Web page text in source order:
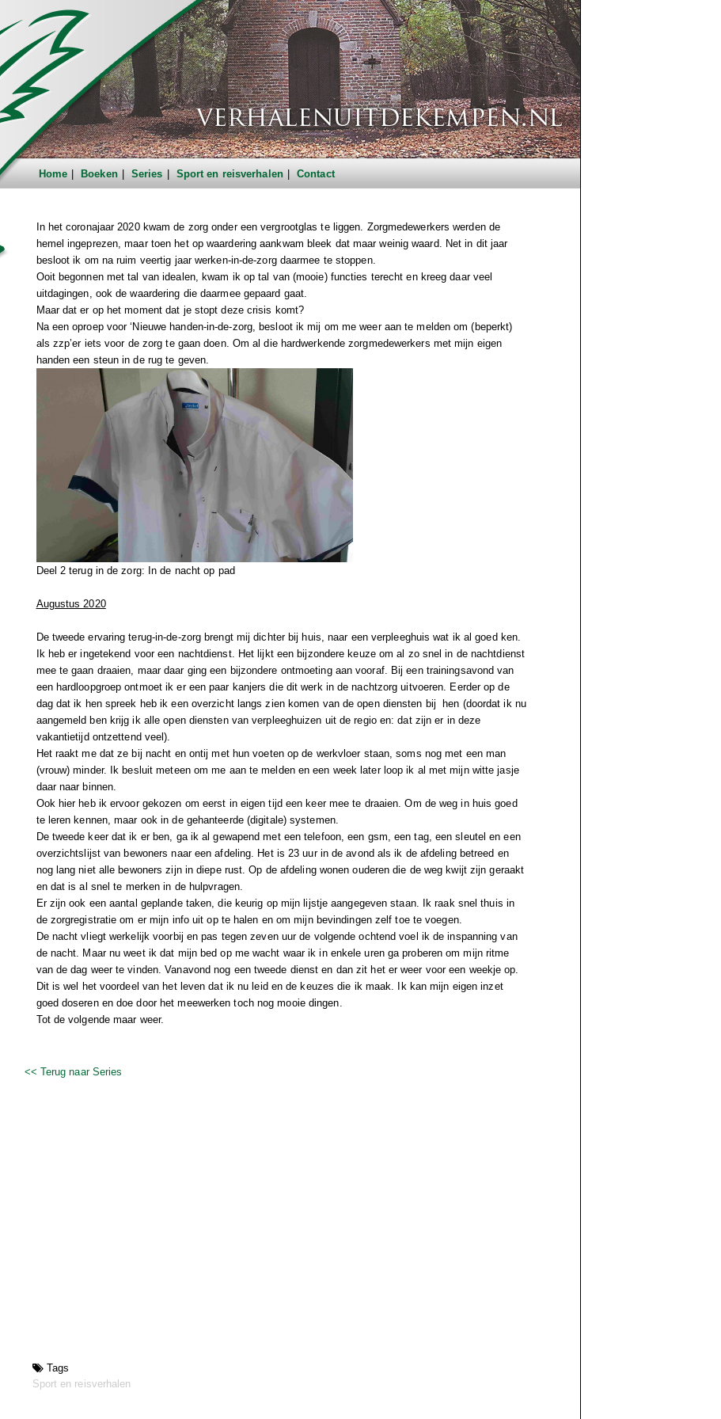
Home Boeken Series Sport en reisverhalen Contact
In het coronajaar 2020 kwam de zorg onder een vergrootglas te liggen. Zorgmedewerkers werden de
hemel ingeprezen, maar toen het op waardering aankwam bleek dat maar weinig waard. Net in dit jaar
besloot ik om na ruim veertig jaar werken-in-de-zorg daarmee te stoppen.
Ooit begonnen met tal van idealen, kwam ik op tal van (mooie) functies terecht en kreeg daar veel
uitdagingen, ook de waardering die daarmee gepaard gaat.
Maar dat er op het moment dat je stopt deze crisis komt?
Na een oproep voor ‘Nieuwe handen-in-de-zorg, besloot ik mij om me weer aan te melden om (beperkt)
als zzp’er iets voor de zorg te gaan doen. Om al die hardwerkende zorgmedewerkers met mijn eigen
handen een steun in de rug te geven.
Deel 2 terug in de zorg: In de nacht op pad
Augustus 2020
De tweede ervaring terug-in-de-zorg brengt mij dichter bij huis, naar een verpleeghuis wat ik al goed ken.
Ik heb er ingetekend voor een nachtdienst. Het lijkt een bijzondere keuze om al zo snel in de nachtdienst
mee te gaan draaien, maar daar ging een bijzondere ontmoeting aan vooraf. Bij een trainingsavond van
een hardloopgroep ontmoet ik er een paar kanjers die dit werk in de nachtzorg uitvoeren. Eerder op de
dag dat ik hen spreek heb ik een overzicht langs zien komen van de open diensten bij hen (doordat ik nu
aangemeld ben krijg ik alle open diensten van verpleeghuizen uit de regio en: dat zijn er in deze
vakantietijd ontzettend veel).
Het raakt me dat ze bij nacht en ontij met hun voeten op de werkvloer staan, soms nog met een man
(vrouw) minder. Ik besluit meteen om me aan te melden en een week later loop ik al met mijn witte jasje
daar naar binnen.
Ook hier heb ik ervoor gekozen om eerst in eigen tijd een keer mee te draaien. Om de weg in huis goed
te leren kennen, maar ook in de gehanteerde (digitale) systemen.
De tweede keer dat ik er ben, ga ik al gewapend met een telefoon, een gsm, een tag, een sleutel en een
overzichtslijst van bewoners naar een afdeling. Het is 23 uur in de avond als ik de afdeling betreed en
nog lang niet alle bewoners zijn in diepe rust. Op de afdeling wonen ouderen die de weg kwijt zijn geraakt
en dat is al snel te merken in de hulpvragen.
Er zijn ook een aantal geplande taken, die keurig op mijn lijstje aangegeven staan. Ik raak snel thuis in
de zorgregistratie om er mijn info uit op te halen en om mijn bevindingen zelf toe te voegen.
De nacht vliegt werkelijk voorbij en pas tegen zeven uur de volgende ochtend voel ik de inspanning van
de nacht. Maar nu weet ik dat mijn bed op me wacht waar ik in enkele uren ga proberen om mijn ritme
van de dag weer te vinden. Vanavond nog een tweede dienst en dan zit het er weer voor een weekje op.
Dit is wel het voordeel van het leven dat ik nu leid en de keuzes die ik maak. Ik kan mijn eigen inzet
goed doseren en doe door het meewerken toch nog mooie dingen.
Tot de volgende maar weer.
<< Terug naar Series
Tags
Sport en reisverhalen